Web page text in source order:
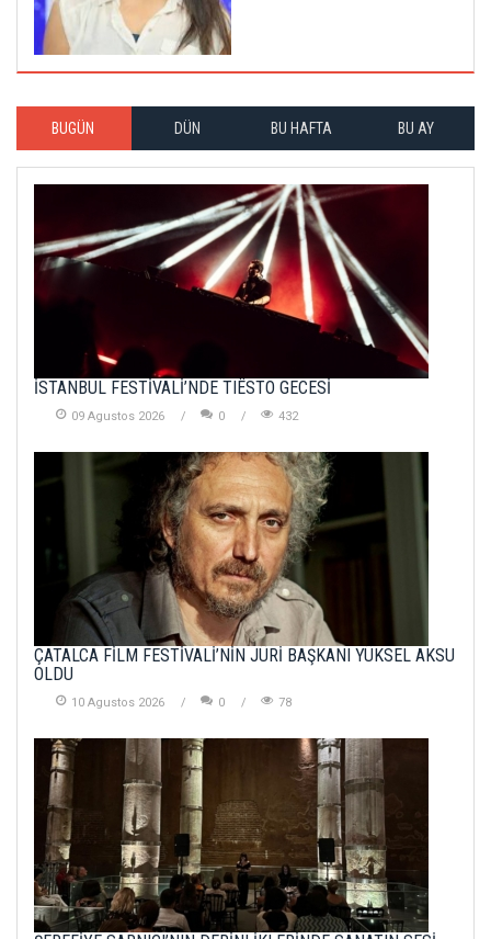
BUGÜN DÜN BU HAFTA BU AY
İSTANBUL FESTİVALİ’NDE TIËSTO GECESİ
09 Agustos 2026 0 432
ÇATALCA FİLM FESTİVALİ’NİN JÜRİ BAŞKANI YÜKSEL AKSU
OLDU
10 Agustos 2026 0 78